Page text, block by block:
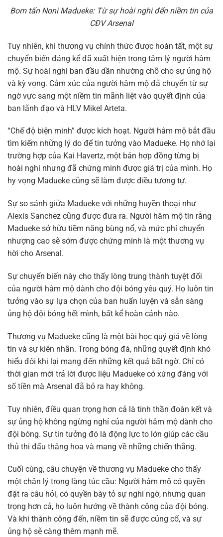
Bom tấn Noni Madueke: Từ sự hoài nghi đến niềm tin của
CĐV Arsenal
Tuy nhiên, khi thương vụ chính thức được hoàn tất, một sự
chuyển biến đáng kể đã xuất hiện trong tâm lý người hâm
mộ. Sự hoài nghi ban đầu dần nhường chỗ cho sự ủng hộ
và kỳ vọng. Cảm xúc của người hâm mộ đã chuyển từ sự
ngờ vực sang một niềm tin mãnh liệt vào quyết định của
ban lãnh đạo và HLV Mikel Arteta.
“Chế độ biện minh” được kích hoạt. Người hâm mộ bắt đầu
tìm kiếm những lý do để tin tưởng vào Madueke. Họ nhớ lại
trường hợp của Kai Havertz, một bản hợp đồng từng bị
hoài nghi nhưng đã chứng minh được giá trị của mình. Họ
hy vọng Madueke cũng sẽ làm được điều tương tự.
Sự so sánh giữa Madueke với những huyền thoại như
Alexis Sanchez cũng được đưa ra. Người hâm mộ tin rằng
Madueke sở hữu tiềm năng bùng nổ, và mức phí chuyển
nhượng cao sẽ sớm được chứng minh là một thương vụ
hời cho Arsenal.
Sự chuyển biến này cho thấy lòng trung thành tuyệt đối
của người hâm mộ dành cho đội bóng yêu quý. Họ luôn tin
tưởng vào sự lựa chọn của ban huấn luyện và sẵn sàng
ủng hộ đội bóng hết mình, bất kể hoàn cảnh nào.
Thương vụ Madueke cũng là một bài học quý giá về lòng
tin và sự kiên nhẫn. Trong bóng đá, những quyết định khó
hiểu đôi khi lại mang đến những kết quả bất ngờ. Chỉ có
thời gian mới trả lời được liệu Madueke có xứng đáng với
số tiền mà Arsenal đã bỏ ra hay không.
Tuy nhiên, điều quan trọng hơn cả là tinh thần đoàn kết và
sự ủng hộ không ngừng nghỉ của người hâm mộ dành cho
đội bóng. Sự tin tưởng đó là động lực to lớn giúp các cầu
thủ thi đấu thăng hoa và mang về những chiến thắng.
Cuối cùng, câu chuyện về thương vụ Madueke cho thấy
một chân lý trong làng túc cầu: Người hâm mộ có quyền
đặt ra câu hỏi, có quyền bày tỏ sự nghi ngờ, nhưng quan
trọng hơn cả, họ luôn hướng về thành công của đội bóng.
Và khi thành công đến, niềm tin sẽ được củng cố, và sự
ủng hộ sẽ càng thêm mạnh mẽ.